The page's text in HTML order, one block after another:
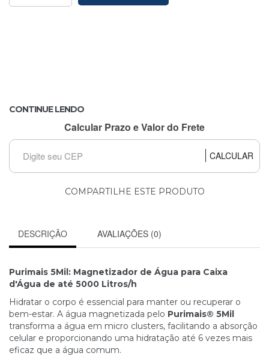
CONTINUE LENDO
Calcular Prazo e Valor do Frete
CALCULAR
COMPARTILHE ESTE PRODUTO
DESCRIÇÃO AVALIAÇÕES (0)
Purimais 5Mil: Magnetizador de Água para Caixa
d'Água de até 5000 Litros/h
Hidratar o corpo é essencial para manter ou recuperar o
bem-estar. A água magnetizada pelo Purimais® 5Mil
transforma a água em micro clusters, facilitando a absorção
celular e proporcionando uma hidratação até 6 vezes mais
eficaz que a água comum.